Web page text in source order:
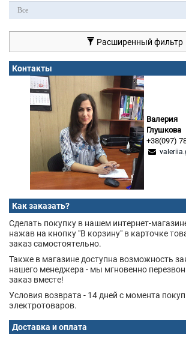
Расширенный фильтр
Контакты
Валерия
Глушкова
+38(097)
Как заказать?
Сделать покупку в нашем интернет-
нажав на кнопку "В корзину" в карточке
заказ самостоятельно.
Также в магазине доступна возможность
нашего менеджера - мы мгновенно
заказ вместе!
Условия возврата - 14 дней с момента
электротоваров.
Доставка и оплата